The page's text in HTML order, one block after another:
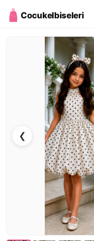
Cocukelbiseleri
❮